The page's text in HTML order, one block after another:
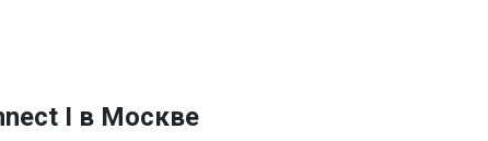
I в Москве